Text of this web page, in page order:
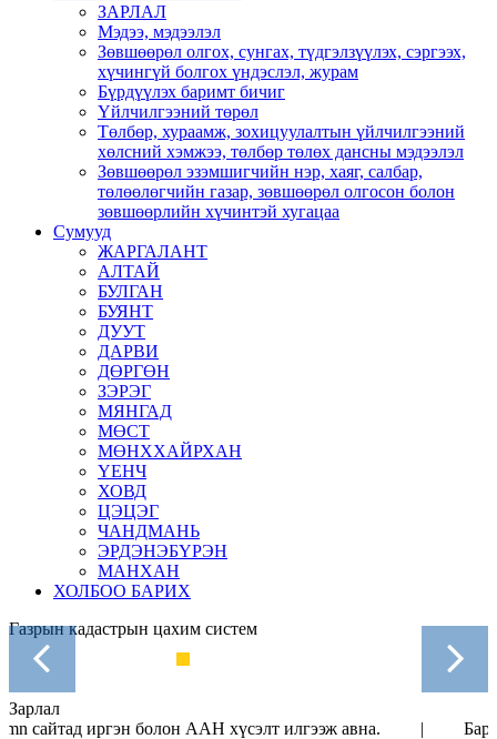
ЗАРЛАЛ
Мэдээ, мэдээлэл
Зөвшөөрөл олгох, сунгах, түдгэлзүүлэх, сэргээх,
хүчингүй болгох үндэслэл, журам
Бүрдүүлэх баримт бичиг
Үйлчилгээний төрөл
Төлбөр, хураамж, зохицуулалтын үйлчилгээний
хөлсний хэмжээ, төлбөр төлөх дансны мэдээлэл
Зөвшөөрөл эзэмшигчийн нэр, хаяг, салбар,
төлөөлөгчийн газар, зөвшөөрөл олгосон болон
зөвшөөрлийн хүчинтэй хугацаа
Сумууд
ЖАРГАЛАНТ
АЛТАЙ
БУЛГАН
БУЯНТ
ДУУТ
ДАРВИ
ДӨРГӨН
ЗЭРЭГ
МЯНГАД
МӨСТ
МӨНХХАЙРХАН
ҮЕНЧ
ХОВД
ЦЭЦЭГ
ЧАНДМАНЬ
ЭРДЭНЭБҮРЭН
МАНХАН
ХОЛБОО БАРИХ
Уг сайтаас Барилгын материалын тусгай зөвшөөрөлтэй,
хүчинтэй хугацаатай ААН-н мэдээллийг авах
гадна тохирлын гэрчилгээ, технологийн зааврын
мэдээллийг ч бас авах боломжтой.
Зарлал
иргэн болон ААН хүсэлт илгээж авна. | Барилгын